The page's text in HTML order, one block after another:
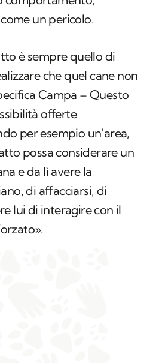
un pericolo.
è sempre quello di
che quel cane non
Campa – Questo
offerte
per esempio un’area,
possa considerare un
e da lì avere la
di affacciarsi, di
lui di interagire con il